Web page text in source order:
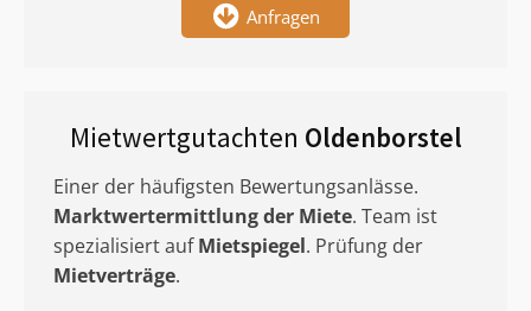
Anfragen
Mietwertgutachten Oldenborstel
Einer der häufigsten Bewertungsanlässe.
Marktwertermittlungder Miete. Team ist
spezialisiert aufMietspiegel. Prüfung der
Mietverträge.